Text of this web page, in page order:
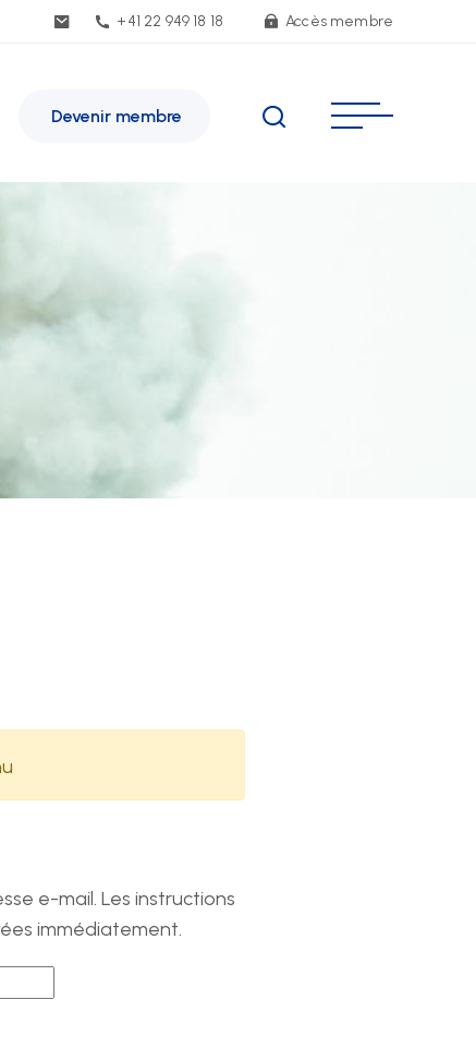
+41 22 949 18 18 Accès membre
Devenir membre
Genève
de Malatrex 14
Genève
22 949 18 18
e-mail. Les instructions
immédiatement.